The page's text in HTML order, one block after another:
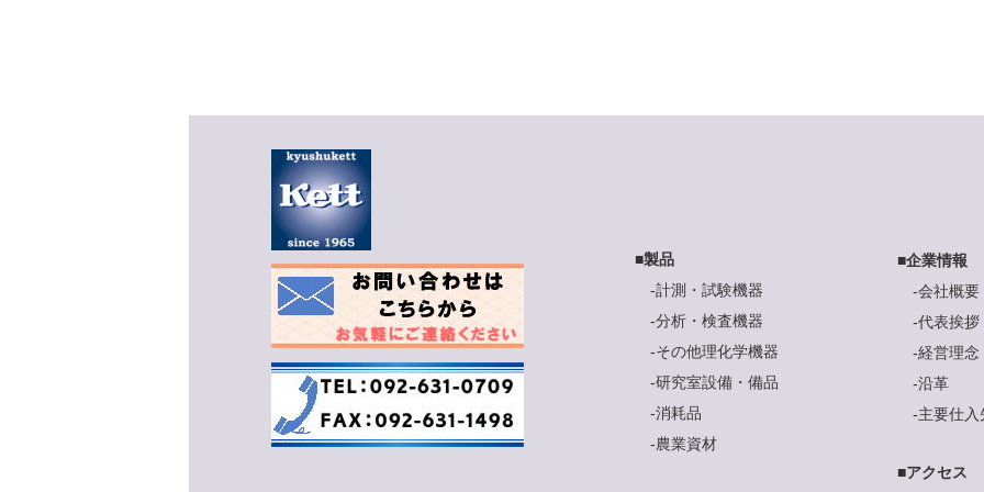
■製品
-計測・試験機器
-分析・検査機器
-その他理化学機器
-研究室設備・備品
-消耗品
-農業資材
■企業情報
-会社概要
-代表挨拶
-経営理念
-沿革
-主要仕入
■アクセス